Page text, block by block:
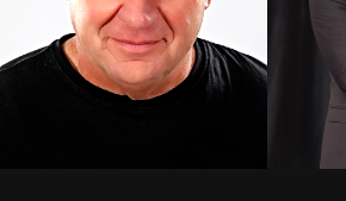
Alain Soreil